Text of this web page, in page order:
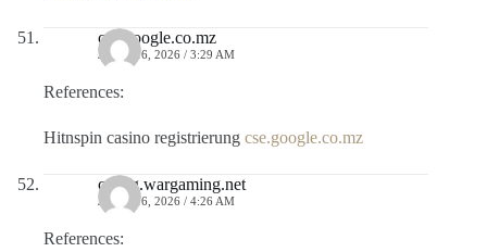
cse.google.co.mz
JULIO 16, 2026 / 3:29 AM
References:
Hitnspin casino registrierung cse.google.co.mz
cm-sg.wargaming.net
JULIO 16, 2026 / 4:26 AM
References: